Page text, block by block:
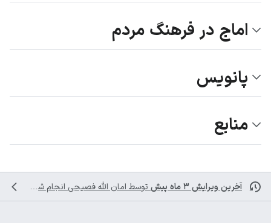
اماج در فرهنگ مردم
پانویس
منابع
آخرین ویرایش ۳ ماه پیش توسط امان الله فصیحی انجام شده است